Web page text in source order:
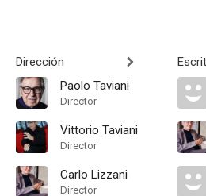
Dirección
Paolo Taviani
Director
Vittorio Taviani
Director
Carlo Lizzani
Director